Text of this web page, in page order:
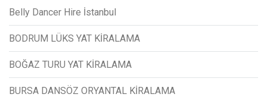
Belly Dancer Hire İstanbul
BODRUM LÜKS YAT KİRALAMA
BOĞAZ TURU YAT KİRALAMA
BURSA DANSÖZ ORYANTAL KİRALAMA